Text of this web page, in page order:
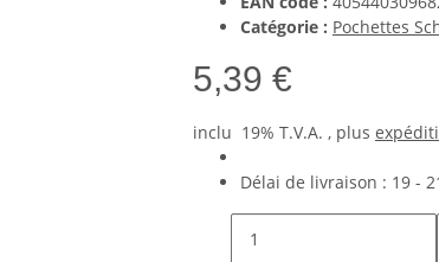
Catégorie : Pochettes
5,39 €
inclu 19% T.V.A. , plus
Délai de livraison : 19 -